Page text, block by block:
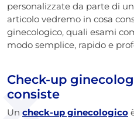
personalizzate da parte di
articolo vedremo in cosa
ginecologico, quali esami
modo semplice, rapido e
Check-up
consiste
Un check-up ginecologico